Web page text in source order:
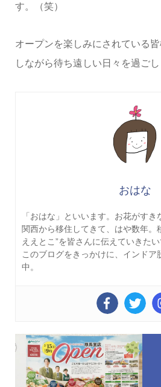
す。（笑）
オープンを楽しみにされている
しながら待ち遠しい日々を過ご
おはな
「おはな」といいます。お花がすき
関西から移住してきて、はや数年。
ええとこ”を皆さんに伝えていきたい
このブログをきっかけに、インドア
中。